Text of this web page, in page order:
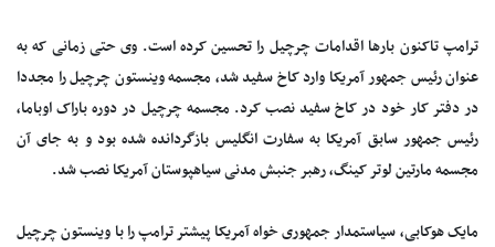
ترامپ تاکنون بارها اقدامات چرچیل را تحسین کرده است. وی حتی زمانی که به
عنوان رئیس جمهور آمریکا وارد کاخ سفید شد، مجسمه وینستون چرچیل را مجددا
در دفتر کار خود در کاخ سفید نصب کرد. مجسمه چرچیل در دوره باراک اوباما،
رئیس جمهور سابق آمریکا به سفارت انگلیس بازگردانده شده بود و به جای آن
مجسمه مارتین لوتر کینگ، رهبر جنبش مدنی سیاهپوستان آمریکا نصب شد.
مایک هوکابی، سیاستمدار جمهوری خواه آمریکا پیشتر ترامپ را با وینستون چرچیل